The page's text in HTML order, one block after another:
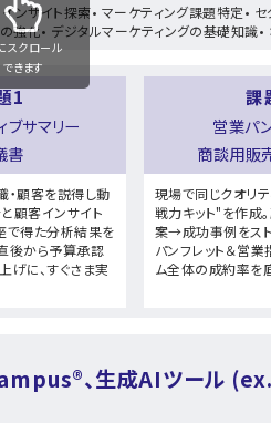
インサイト探索• マーケティング課題特定•
強化• デジタルマーケティングの基礎知識•
1
ブサマリー
書
・顧客を説得し動
顧客インサイト
で得た分析結果を
後から予算承認
げに、すぐさま実
課
営業パ
商談用販
現場で同じクオリ
戦力キット"を作
案→成功事例をス
パンフレット＆営
ム全体の成約率を
、生成AIツール
スクロール
できます